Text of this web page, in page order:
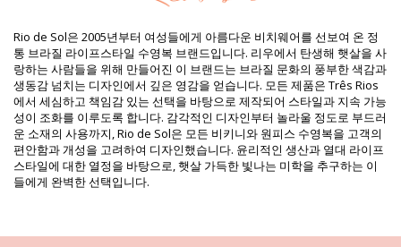
제품 정보
구분: 여성, 비키니 상의
패키지 포함 항목: 1 x 비키니 상의 (포함되지 않는 다른 액세서리)
HS CODE: 6112.41.0010
SKU: 1981118607
EAN: XS (7899810245267), S (7899810245274), M (7899810245281),
L (7899810245298), XL (7899810245304), XXL (7899810267306)
중량: 55g / 0.12lb / 1.94oz
프린트는 동일하지 않으며 컷에 따라 다를 수 있습니다
보정한 사진
세탁 및 관리 안내
새로운 비키니를 오래 사용하시고 싶으세요? 비키니를 잘 관리하는 방법
Rio de Sol은 2005년부터 여성들에게 아름다운 비치웨어를 선보여 온 정
통 브라질 라이프스타일 수영복 브랜드입니다. 리우에서 탄생해 햇살을 사
랑하는 사람들을 위해 만들어진 이 브랜드는 브라질 문화의 풍부한 색감과
생동감 넘치는 디자인에서 깊은 영감을 얻습니다. 모든 제품은 Três Rios
에서 세심하고 책임감 있는 선택을 바탕으로 제작되어 스타일과 지속 가능
성이 조화를 이루도록 합니다. 감각적인 디자인부터 놀라울 정도로 부드러
운 소재의 사용까지, Rio de Sol은 모든 비키니와 원피스 수영복을 고객의
편안함과 개성을 고려하여 디자인했습니다. 윤리적인 생산과 열대 라이프
스타일에 대한 열정을 바탕으로, 햇살 가득한 빛나는 미학을 추구하는 이
들에게 완벽한 선택입니다.